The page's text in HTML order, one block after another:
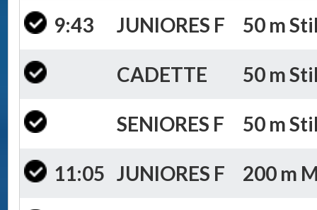
9:43 JUNIORES F 50 m
CADETTE 50 m
SENIORES F 50 m
11:05 JUNIORES F 200 m